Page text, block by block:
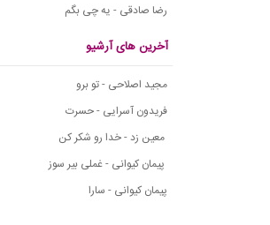
رضا صادقی - یه چی بگم
آخرین های آرشیو
مجید اصلاحی - تو برو
فریدون آسرایی - حسرت
معین زد - خدا رو شکر کن
پیمان کیوانی - غملی بیر سوز
پیمان کیوانی - سارا